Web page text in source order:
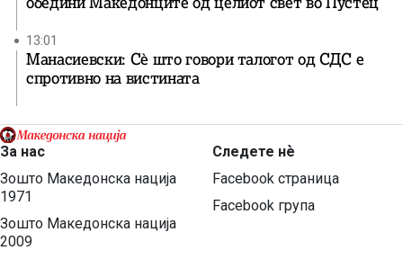
13:01
Манасиевски: Сè што говори талогот од СДС е
спротивно на вистината
За нас
Зошто Македонска нација
1971
Зошто Македонска нација
2009
Следете нѐ
Facebook страница
Facebook група